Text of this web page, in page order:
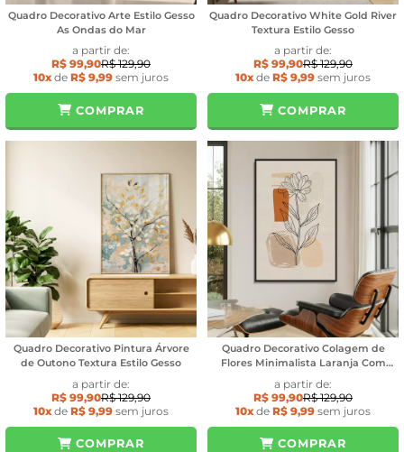
Quadro Decorativo Arte Estilo Gesso
As Ondas do Mar
a partir de:
R$ 99,90R$ 129,90
10xde R$ 9,99 sem juros
COMPRAR
Quadro Decorativo White Gold River
Textura Estilo Gesso
a partir de:
R$ 99,90R$ 129,90
10xde R$ 9,99 sem juros
COMPRAR
Quadro Decorativo Pintura Árvore
de Outono Textura Estilo Gesso
a partir de:
R$ 99,90R$ 129,90
10x de R$ 9,99 sem juros
COMPRAR
Quadro Decorativo Colagem de
Flores Minimalista Laranja Com
Offwhite
a partir de:
R$ 99,90R$ 129,90
10x de R$ 9,99 sem juros
COMPRAR